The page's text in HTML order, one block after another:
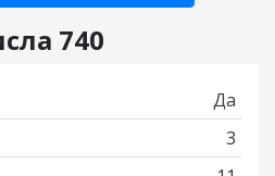
740
Да
3